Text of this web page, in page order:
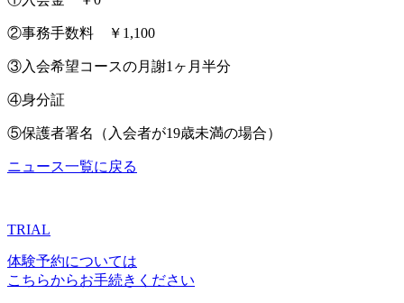
②事務手数料 ￥1,100
③入会希望コースの月謝1ヶ月半分
④身分証
⑤保護者署名（入会者が19歳未満の場合）
ニュース一覧に戻る
TRIAL
体験予約については
こちらからお手続きください